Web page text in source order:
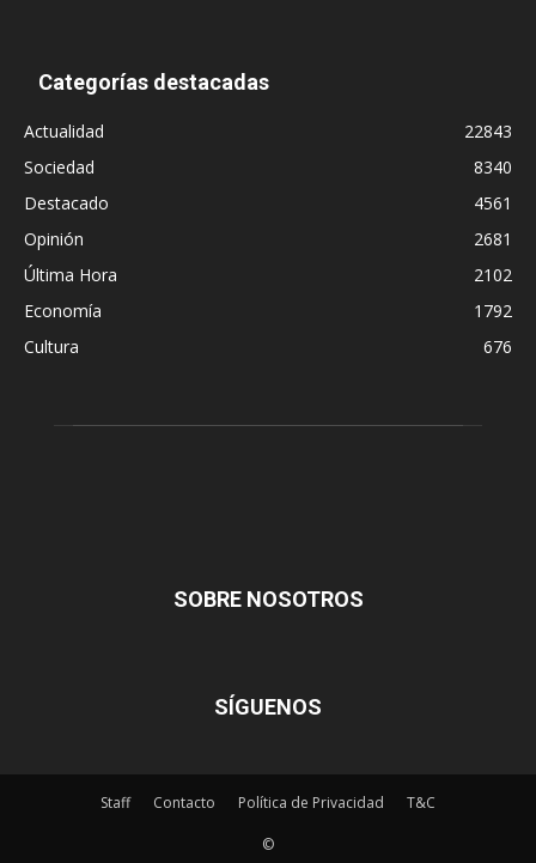
Categorías destacadas
Actualidad
22843
Sociedad
8340
Destacado
4561
Opinión
2681
Última Hora
2102
Economía
1792
Cultura
676
SOBRE NOSOTROS
SÍGUENOS
Staff Contacto Política de Privacidad T&C
©